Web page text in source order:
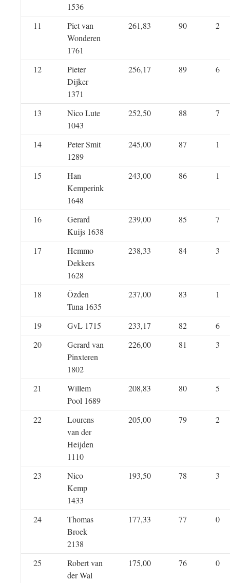
1536
11
Piet van
Wonderen
1761
261,83 90 2
12
Pieter
Dijker
1371
256,17 89 6
13
Nico Lute
1043
252,50 88 7
14
Peter Smit
1289
245,00 87 1
15
Han
Kemperink
1648
243,00 86 1
16
Gerard
Kuijs 1638
239,00 85 7
17
Hemmo
Dekkers
1628
238,33 84 3
18
Özden
Tuna 1635
237,00 83 1
19 GvL 1715 233,17 82
6
20
Gerard van
Pinxteren
1802
226,00 81 3
21
Willem
Pool 1689
208,83 80 5
22
Lourens
van der
Heijden
1110
205,00 79 2
23
Nico
Kemp
1433
193,50 78 3
24
Thomas
Broek
2138
177,33 77 0
25
Robert van
der Wal
175,00 76 0